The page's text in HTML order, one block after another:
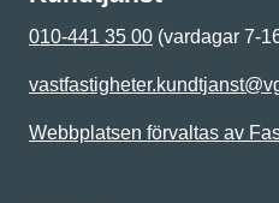
010-441 35 00 (vardagar 7-
Webbplatsen förvaltas av